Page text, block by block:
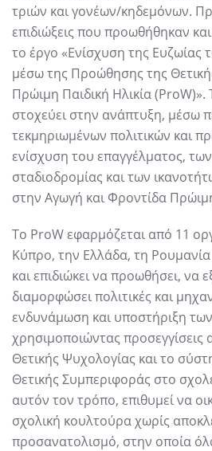
τριών και γονέων/κηδεμόνων.
επιδιώξεις που προωθήθηκαν
το έργο «Ενίσχυση της Ευζωίας
μέσω της Προώθησης της
Πρώιμη Παιδική Ηλικία
στοχεύει στην ανάπτυξη, μέσω
τεκμηριωμένων πολιτικών και
ενίσχυση του επαγγέλματος,
σταδιοδρομίας και των
στην Αγωγή και Φροντίδα
Το ProW εφαρμόζεται από 11
Κύπρο, την Ελλάδα, τη
και επιδιώκει να προωθήσει, να
διαμορφώσει πολιτικές και
ενδυνάμωση και υποστήριξη
χρησιμοποιώντας προσεγγίσεις
Θετικής Ψυχολογίας και το
Θετικής Συμπεριφοράς στο
αυτόν τον τρόπο, επιθυμεί να
σχολική κουλτούρα χωρίς
προσανατολισμό, στην οποία